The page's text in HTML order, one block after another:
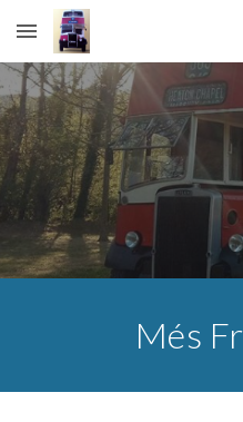
Skip to main content
Més